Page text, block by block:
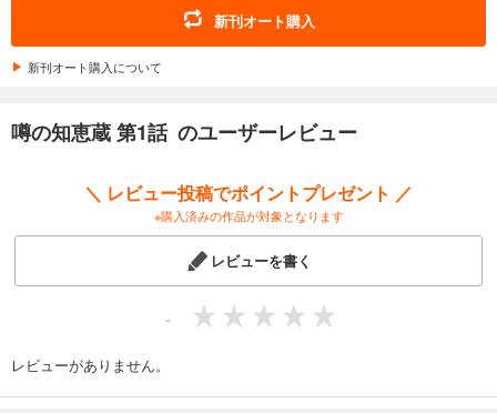
新刊オート購入
新刊オート購入について
噂の知恵蔵 第1話 のユーザーレビュー
＼ レビュー投稿でポイントプレゼント ／
※購入済みの作品が対象となります
レビューを書く
-
レビューがありません。